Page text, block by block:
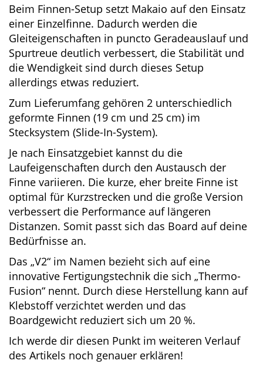
Beim Finnen-Setup setzt Makaio auf den Einsatz
einer Einzelfinne. Dadurch werden die
Gleiteigenschaften in puncto Geradeauslauf
und Spurtreue deutlich verbessert, die Stabilität
und die Wendigkeit sind durch dieses Setup
allerdings etwas reduziert.
Zum Lieferumfang gehören 2 unterschiedlich
geformte Finnen (19 cm und 25 cm) im
Stecksystem (Slide-In-System).
Je nach Einsatzgebiet kannst du die
Laufeigenschaften durch den Austausch der
Finne variieren. Die kurze, eher breite Finne ist
optimal für Kurzstrecken und die große Version
verbessert die Performance auf längeren
Distanzen. Somit passt sich das Board auf
deine Bedürfnisse an.
Das „V2“ im Namen bezieht sich auf eine
innovative Fertigungstechnik die sich „Thermo-
Fusion“ nennt. Durch diese Herstellung kann
auf Klebstoff verzichtet werden und das
Boardgewicht reduziert sich um 20 %.
Ich werde dir diesen Punkt im weiteren Verlauf
des Artikels noch genauer erklären!